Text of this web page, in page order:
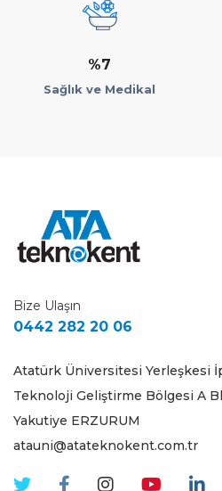
%7
Sağlık ve Medikal
Bize Ulaşın
0442 282 20 06
Atatürk Üniversitesi Yerleşkesi
Teknoloji Geliştirme Bölgesi A
Yakutiye ERZURUM
atauni@atateknokent.com.tr